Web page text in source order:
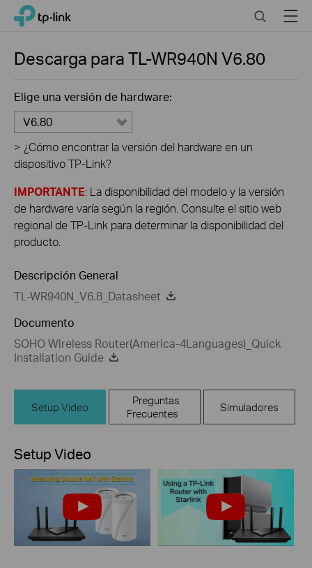
Click
navigation
TP-Link, Reliably Smart SearchMenu
Descarga paraTL-WR940N V6.80
Elige una versión de hardware:
V6.80
> ¿Cómo encontrar la versión del hardware en un
dispositivo TP-Link?
IMPORTANTE: La disponibilidad del modelo y la versión
de hardware varía según la región. Consulte el sitio web
regional de TP-Link para determinar la disponibilidad del
producto.
Descripción General
TL-WR940N_V6.8_Datasheet
Documento
SOHO Wireless Router(America-4Languages)_Quick
Installation Guide
Setup Video
Preguntas
Frecuentes
Simuladores
Setup Video